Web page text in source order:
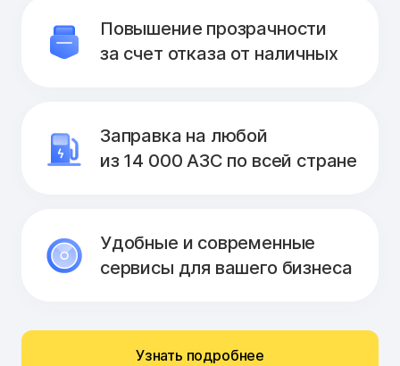
Повышение прозрачности
за счет отказа от наличных
Заправка на любой
из 14 000 АЗС по всей стране
Удобные и современные
сервисы для вашего бизнеса
Узнать подробнее